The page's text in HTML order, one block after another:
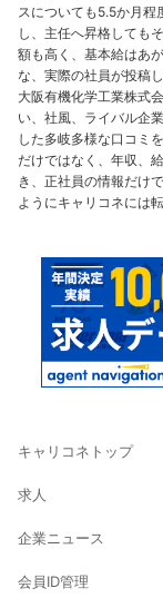
スについても5.5か月
し、主任へ昇格しても
額も高く、基本給はあ
な、実際の社員が投稿
大阪有機化学工業株式
い、社風、ライバル企
した多岐多様な口コミ
だけではなく、年収、
き、正社員の情報だけ
ようにキャリコネには
キャリコネトップ
求人
企業ニュース
会員ID管理